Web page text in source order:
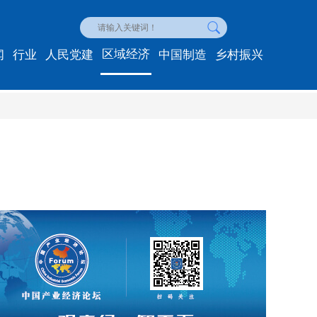
行业 人民党建 区域经济 中国制造 乡村振兴